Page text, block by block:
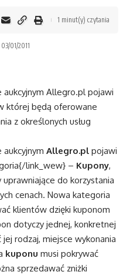
01/2011
1 minut(y) czytania
aukcyjnym Allegro.pl pojawi
której będą oferowane
z określonych usług
aukcyjnym Allegro.pl pojawi
link_wew} – Kupony,
do korzystania
cenach. Nowa kategoria
klientów dzięki kuponom
dotyczy jednej, konkretnej
rodzaj, miejsce wykonania
kuponu musi pokrywać
sprzedawać zniżki